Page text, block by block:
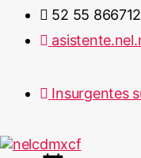
52 55
Insurgentes